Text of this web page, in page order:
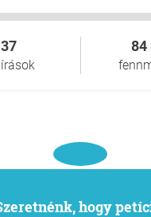
37 84
hogy